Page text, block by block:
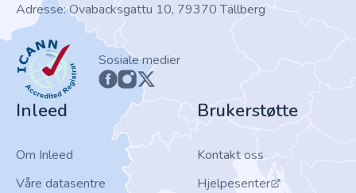
Adresse: Ovabacksgattu 10, 79370 Tällberg
ICANN
Sosiale medier
Inleed
Om Inleed
Våre datasentre
Brukerstøtte
Kontakt oss
Hjelpesenter